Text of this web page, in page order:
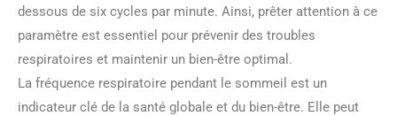
dessous de six cycles par minute. Ainsi, prêter attention à ce
paramètre est essentiel pour prévenir des troubles
respiratoires et maintenir un bien-être optimal.
La fréquence respiratoire pendant le sommeil est un
indicateur clé de la santé globale et du bien-être. Elle peut